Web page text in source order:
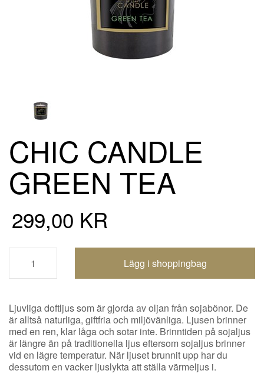
CHIC CANDLE
GREEN TEA
299,00 KR
Shoppingbagen uppdaterad
Ljuvliga doftljus som är gjorda av oljan från sojabönor. De
är alltså naturliga, giftfria och miljövänliga. Ljusen brinner
med en ren, klar låga och sotar inte. Brinntiden på sojaljus
är längre än på traditionella ljus eftersom sojaljus brinner
vid en lägre temperatur. När ljuset brunnit upp har du
dessutom en vacker ljuslykta att ställa värmeljus i.